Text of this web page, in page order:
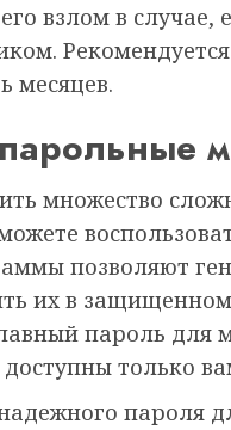
взлом в случае,
месяцев.
парольные
множество
позволяют
их в
пароль для
только
пароля